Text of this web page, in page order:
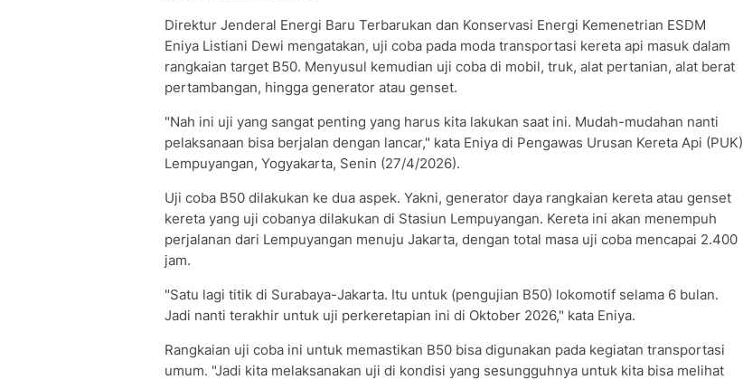
Direktur Jenderal Energi Baru Terbarukan dan Konservasi Energi Kemenetrian ESDM
Eniya Listiani Dewi mengatakan, uji coba pada moda transportasi kereta api masuk dalam
rangkaian target B50. Menyusul kemudian uji coba di mobil, truk, alat pertanian, alat berat
pertambangan, hingga generator atau genset.
"Nah ini uji yang sangat penting yang harus kita lakukan saat ini. Mudah-mudahan nanti
pelaksanaan bisa berjalan dengan lancar," kata Eniya di Pengawas Urusan Kereta Api (PUK)
Lempuyangan, Yogyakarta, Senin (27/4/2026).
Uji coba B50 dilakukan ke dua aspek. Yakni, generator daya rangkaian kereta atau genset
kereta yang uji cobanya dilakukan di Stasiun Lempuyangan. Kereta ini akan menempuh
perjalanan dari Lempuyangan menuju Jakarta, dengan total masa uji coba mencapai 2.400
jam.
"Satu lagi titik di Surabaya-Jakarta. Itu untuk (pengujian B50) lokomotif selama 6 bulan.
Jadi nanti terakhir untuk uji perkeretapian ini di Oktober 2026," kata Eniya.
Rangkaian uji coba ini untuk memastikan B50 bisa digunakan pada kegiatan transportasi
umum. "Jadi kita melaksanakan uji di kondisi yang sesungguhnya untuk kita bisa melihat